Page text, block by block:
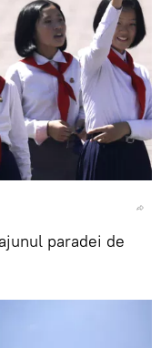
paradei de